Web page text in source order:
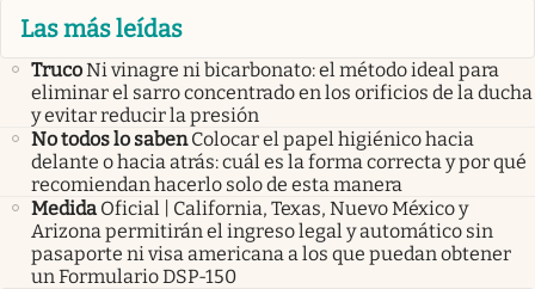
Las más leídas
TrucoNi vinagre ni bicarbonato: el método ideal para
eliminar el sarro concentrado en los orificios de la ducha
y evitar reducir la presión
No todos lo saben Colocar el papel higiénico hacia
delante o hacia atrás: cuál es la forma correcta y por qué
recomiendan hacerlo solo de esta manera
Medida Oficial | California, Texas, Nuevo México y
Arizona permitirán el ingreso legal y automático sin
pasaporte ni visa americana a los que puedan obtener
un Formulario DSP-150